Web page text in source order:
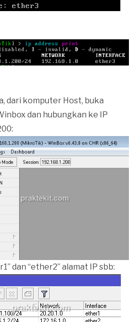
dari komputer Host, buka
dan hubungkan ke IP
dan “ether2” alamat IP sbb: